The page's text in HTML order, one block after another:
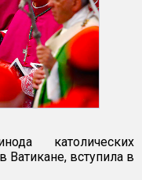
католических
Ватикане, вступила в